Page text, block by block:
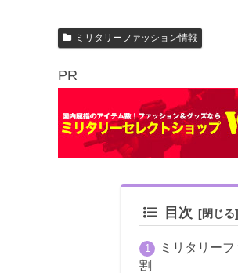
ミリタリーファッション情報
PR
目次
ミリタリー
割